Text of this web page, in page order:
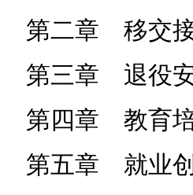
第二章 移交
第三章 退役
第四章 教育
第五章 就业